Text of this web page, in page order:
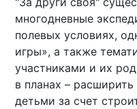
многодневные
полевых условиях,
игры», а также
участниками и их
в планах –
детьми за счет